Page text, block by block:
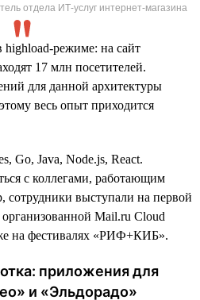
отдела ИТ-услуг интернет-магазина
highload-режиме: на сайт
17 млн посетителей.
для данной архитектуры
весь опыт приходится
Go, Java, Node.js, React.
с коллегами, работающим
сотрудники выступали на первой
Mail.ru Cloud
на фестивалях «РИФ+КИБ».
приложения для
и «Эльдорадо»